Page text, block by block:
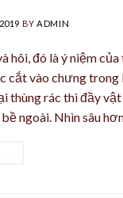
BYADMIN
hôi, đó là ý niệm
cắt vào chưng trong
thùng rác thì đầy vật
ngoài. Nhìn sâu